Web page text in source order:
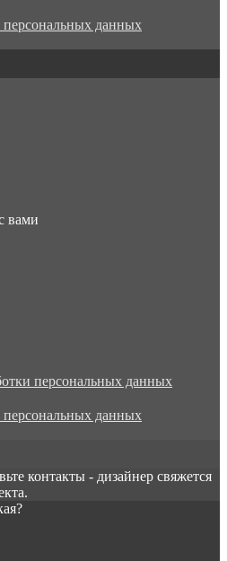
персональных данных
вами
персональных данных
персональных данных
контакты - дизайнер свяжется